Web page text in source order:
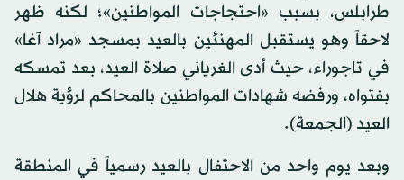
طرابلس، بسبب «احتجاجات المواطنين»؛ لكنه ظهر
لاحقاً وهو يستقبل المهنئين بالعيد بمسجد «مراد آغا»
في تاجوراء، حيث أدى الغرياني صلاة العيد، بعد تمسكه
بفتواه، ورفضه شهادات المواطنين بالمحاكم لرؤية هلال
العيد (الجمعة).
وبعد يوم واحد من الاحتفال بالعيد رسمياً في المنطقة